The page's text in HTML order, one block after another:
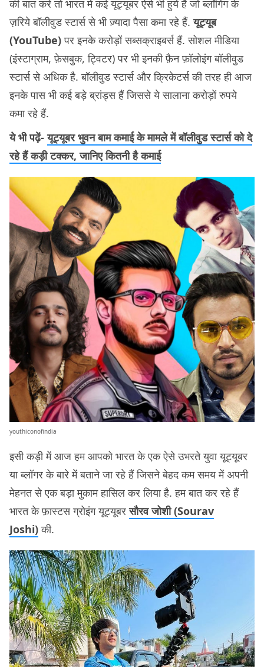
की बात करें तो भारत में कई यूट्यूबर ऐसे भी हुये हैं जो ब्लॉगिंग के
ज़रिये बॉलीवुड स्टार्स से भी ज़्यादा पैसा कमा रहे हैं.यूट्यूब
(YouTube)पर इनके करोड़ों सब्सक्राइबर्स हैं. सोशल मीडिया
(इंस्टाग्राम, फ़ेसबुक, ट्विटर) पर भी इनकी फ़ैन फ़ॉलोइंग बॉलीवुड
स्टार्स से अधिक है. बॉलीवुड स्टार्स और क्रिकेटर्स की तरह ही आज
इनके पास भी कई बड़े ब्रांड्स हैं जिससे ये सालाना करोड़ों रुपये
कमा रहे हैं.
ये भी पढ़ें-यूट्यूबर भुवन बाम कमाई के मामले में बॉलीवुड स्टार्स को दे
रहे हैं कड़ी टक्कर, जानिए कितनी है कमाई
youthiconofindia
इसी कड़ी में आज हम आपको भारत के एक ऐसे उभरते युवा यूट्यूबर
या ब्लॉगर के बारे में बताने जा रहे हैं जिसने बेहद कम समय में अपनी
मेहनत से एक बड़ा मुकाम हासिल कर लिया है. हम बात कर रहे हैं
भारत के फ़ास्टस ग्रोइंग यूट्यूबरसौरव जोशी (Sourav
Joshi) की.